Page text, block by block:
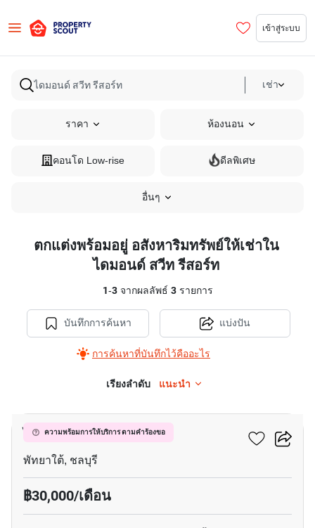
เข้าสู่ระบบ
เช่า
ราคา ห้องนอน
คอนโด Low-rise ดีลพิเศษ
อื่นๆ
ตกแต่งพร้อมอยู่ อสังหาริมทรัพย์ให้เช่าใน
ไดมอนด์ สวีท รีสอร์ท
1-3จากผลลัพธ์ 3รายการ
บันทึกการค้นหา
การค้นหาที่บันทึกไว้คืออะไร
แบ่งปัน
เรียงลำดับ แนะนำ
ความพร้อมการให้บริการ ตามคำร้องขอ
ไดมอนด์ สวีท รีสอร์ท
พัทยาใต้, ชลบุรี
฿30,000/เดือน